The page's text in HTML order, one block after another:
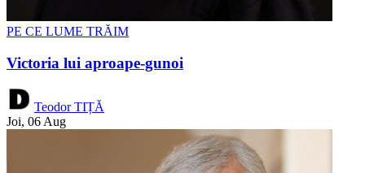
PE CE LUME TRĂIM
Victoria lui aproape-gunoi
Teodor TIȚĂ
Joi, 06 Aug